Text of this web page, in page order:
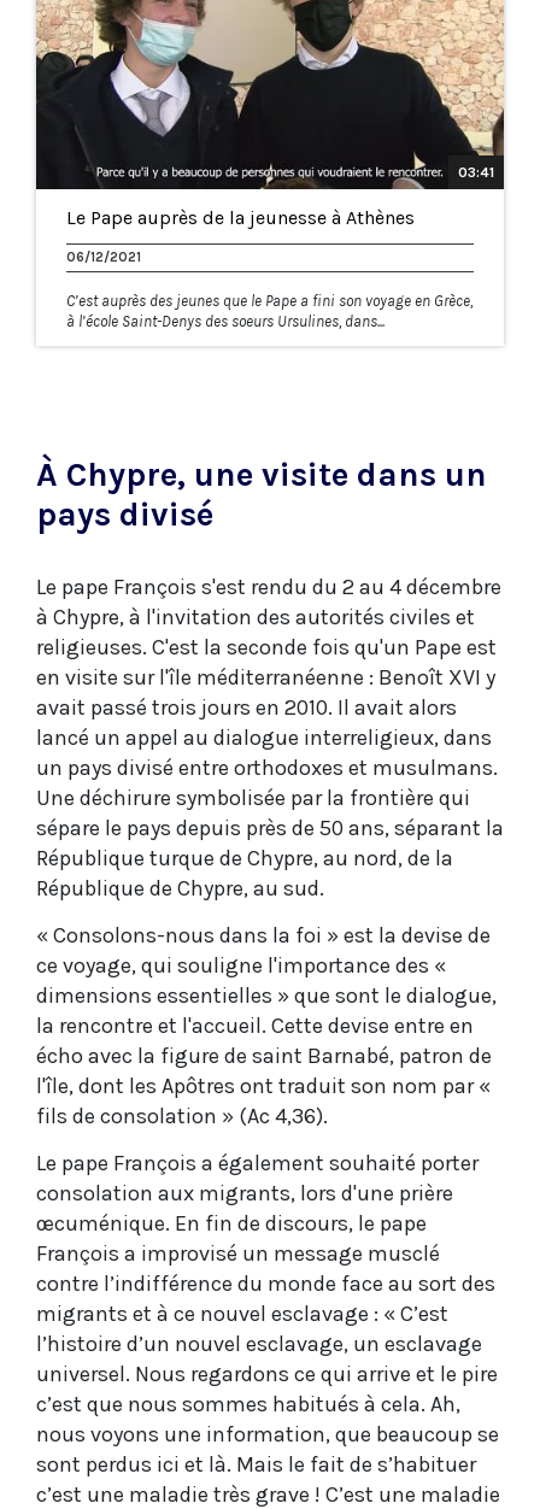
03:41
Le Pape auprès de la jeunesse à Athènes
06/12/2021
C’est auprès des jeunes que le Pape a fini son voyage en Grèce,
à l’école Saint-Denys des soeurs Ursulines, dans...
À Chypre, une visite dans un
pays divisé
Le pape François s'est rendu du 2 au 4 décembre
à Chypre, à l'invitation des autorités civiles et
religieuses. C'est la seconde fois qu'un Pape est
en visite sur l'île méditerranéenne : Benoît XVI y
avait passé trois jours en 2010. Il avait alors
lancé un appel au dialogue interreligieux, dans
un pays divisé entre orthodoxes et musulmans.
Une déchirure symbolisée par la frontière qui
sépare le pays depuis près de 50 ans, séparant la
République turque de Chypre, au nord, de la
République de Chypre, au sud.
« Consolons-nous dans la foi » est la devise de
ce voyage, qui souligne l'importance des «
dimensions essentielles » que sont le dialogue,
la rencontre et l'accueil. Cette devise entre en
écho avec la figure de saint Barnabé, patron de
l'île, dont les Apôtres ont traduit son nom par «
fils de consolation » (Ac 4,36).
Le pape François a également souhaité porter
consolation aux migrants, lors d'une prière
œcuménique. En fin de discours, le pape
François a improvisé un message musclé
contre l’indifférence du monde face au sort des
migrants et à ce nouvel esclavage : « C’est
l’histoire d’un nouvel esclavage, un esclavage
universel. Nous regardons ce qui arrive et le pire
c’est que nous sommes habitués à cela. Ah,
nous voyons une information, que beaucoup se
sont perdus ici et là. Mais le fait de s’habituer
c’est une maladie très grave ! C’est une maladie